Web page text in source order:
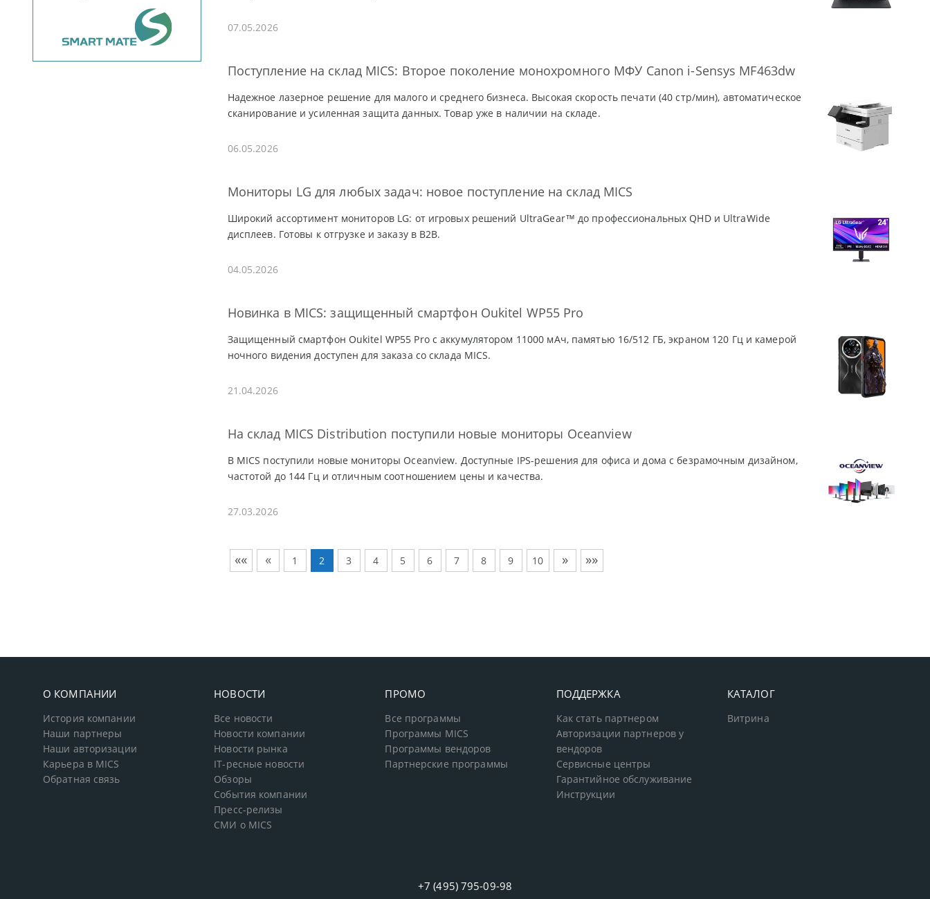
07.05.2026
Поступление на склад MICS: Второе поколение монохромного МФУ Canon i-Sensys MF463dw
Надежное лазерное решение для малого и среднего бизнеса. Высокая скорость печати (40 стр/мин), автоматическое
сканирование и усиленная защита данных. Товар уже в наличии на складе.
06.05.2026
Мониторы LG для любых задач: новое поступление на склад MICS
Широкий ассортимент мониторов LG: от игровых решений UltraGear™ до профессиональных QHD и UltraWide
дисплеев. Готовы к отгрузке и заказу в B2B.
04.05.2026
Новинка в MICS: защищенный смартфон Oukitel WP55 Pro
Защищенный смартфон Oukitel WP55 Pro с аккумулятором 11000 мАч, памятью 16/512 ГБ, экраном 120 Гц и камерой
ночного видения доступен для заказа со склада MICS.
21.04.2026
На склад MICS Distribution поступили новые мониторы Oceanview
В MICS поступили новые мониторы Oceanview. Доступные IPS-решения для офиса и дома с безрамочным дизайном,
частотой до 144 Гц и отличным соотношением цены и качества.
27.03.2026
«« « 1 2 3 4 5 6 7 8 9 10 » »»
О КОМПАНИИ
История компании
Наши партнеры
Наши авторизации
Карьера в MICS
Обратная связь
НОВОСТИ
Все новости
Новости компании
Новости рынка
IT-ресные новости
Обзоры
События компании
Пресс-релизы
СМИ о MICS
ПРОМО
Все программы
Программы MICS
Программы вендоров
Партнерские программы
ПОДДЕРЖКА
Как стать партнером
Авторизации партнеров у
вендоров
Сервисные центры
Гарантийное обслуживание
Инструкции
КАТАЛОГ
Витрина
+7 (495) 795-09-98